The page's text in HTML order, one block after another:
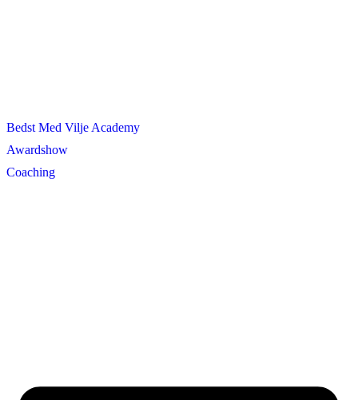
Bedst Med Vilje Academy
Awardshow
Coaching